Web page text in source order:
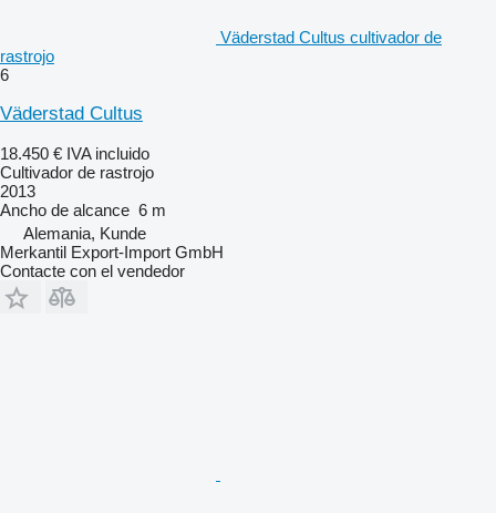
Väderstad Cultus cultivador de
rastrojo
6
Väderstad Cultus
18.450 € IVA incluido
Cultivador de rastrojo
2013
Ancho de alcance 6 m
Alemania, Kunde
Merkantil Export-Import GmbH
Contacte con el vendedor